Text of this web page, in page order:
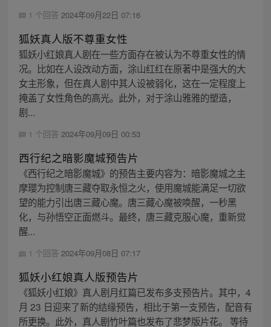
1 个回答 2024年09月22日 07:16
狐妖真人版不尊重女性
狐妖小红娘真人剧在一些方面存在被认为不尊重女性的情
况。比如在人设改动方面，涂山红红在原著中是强大的大
女主形象，但在真人剧中其人设被弱化，这在一定程度上
掩盖了女性角色的高光。此外，对于涂山雅雅的塑造，
剧...
1 个回答 2024年09月09日 00:53
西行纪之暗影魔城预告片
《西行纪之暗影魔城》的预告主要内容为：暗影魔城之主
摩璎为控制唐三藏夺取永恒之火，使用魔城能满足一切欲
望的能力引出唐三藏心魔。唐三藏心魔被唤醒，一秒黑
化，与孙悟空正面燃斗。最终，唐三藏克服心魔，重新觉
醒...
1 个回答 2024年09月08日 07:17
狐妖小红娘真人版预告片
《狐妖小红娘》真人剧月红篇已发布多支预告片。其中，4
月 23 日迎来了新的结缘预告，相比于第一支预告，配音有
所更换。此外，真人剧竹叶篇也发布了悲梦版片花。 等待